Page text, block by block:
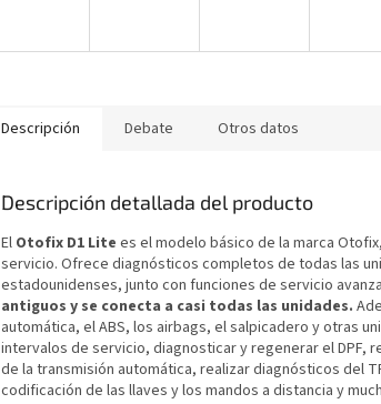
Descripción Debate Otros datos
Descripción detallada del producto
El Otofix D1 Lite es el modelo básico de la marca
servicio. Ofrece diagnósticos completos de todas las
estadounidenses, junto con funciones de servicio
antiguos y se conecta a casi todas las unidades.
automática, el ABS, los airbags, el salpicadero y otras
intervalos de servicio, diagnosticar y regenerar el DPF,
de la transmisión automática, realizar diagnósticos del
codificación de las llaves y los mandos a distancia y